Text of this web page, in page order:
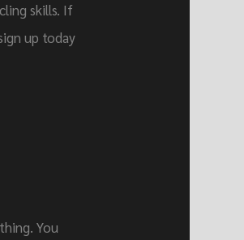
skills. If
up today
You